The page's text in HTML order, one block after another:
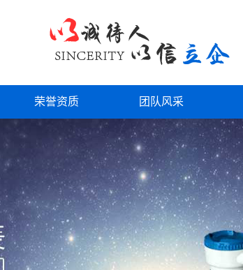
荣誉资质 团队风采